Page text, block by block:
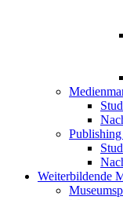
Weiterbildende